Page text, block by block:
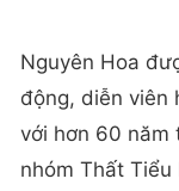
Nguyên Hoa
động, diễn viên
với hơn 60 năm
nhóm Thất